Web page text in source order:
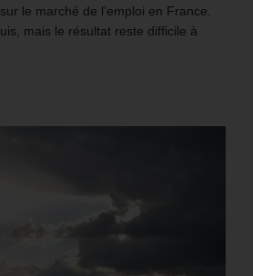
le marché de l’emploi en France.
mais le résultat reste difficile à